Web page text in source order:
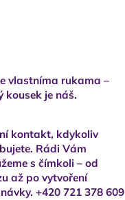
vlastníma rukama –
kousek je náš.
kontakt, kdykoliv
Rádi Vám
s čímkoli – od
až po vytvoření
+420 721 378 609